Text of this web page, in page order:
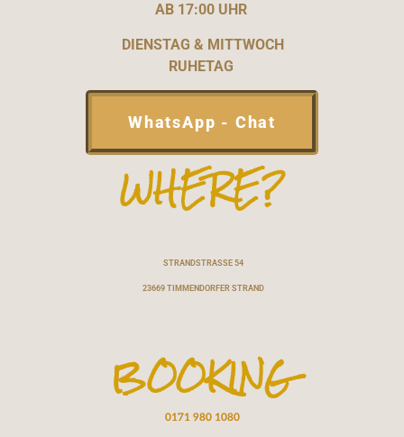
AB 17:00 UHR
DIENSTAG & MITTWOCH
RUHETAG
WhatsApp - Chat
WHERE?
STRANDSTRASSE 54
23669 TIMMENDORFER STRAND
BOOKING
0171 980 1080